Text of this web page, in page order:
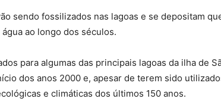
sendo fossilizados nas lagoas e se depositam
ao longo dos séculos.
para algumas das principais lagoas da ilha de
dos anos 2000 e, apesar de terem sido
e climáticas dos últimos 150 anos.